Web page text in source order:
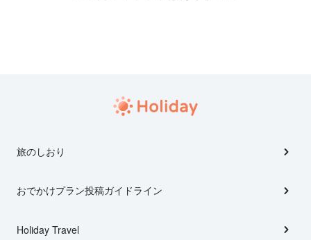
旅のしおり
おでかけプラン投稿ガイドライン
Holiday Travel